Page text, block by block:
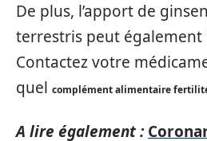
De plus, l’apport de
terrestris peut également
Contactez votre
quel complément alimentaire
A lire également :